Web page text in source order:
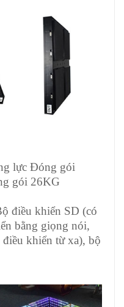
lực Đóng gói
gói 26KG
điều khiển SD (có
bằng giọng nói,
khiển từ xa), bộ